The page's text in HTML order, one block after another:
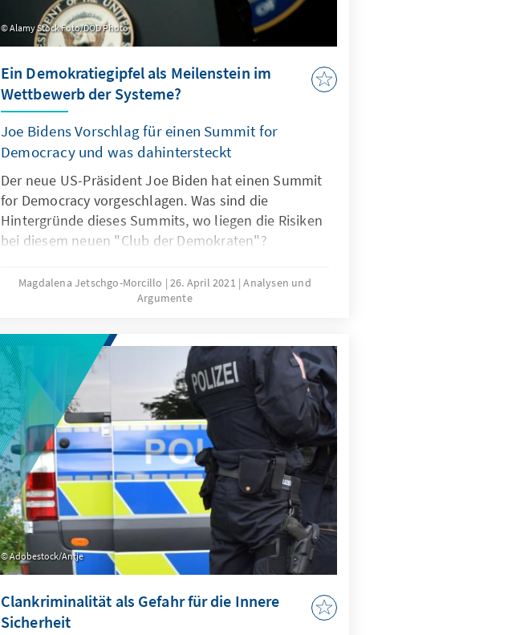
Alamy Stock Foto/DOD Photo
Ein Demokratiegipfel als Meilenstein im
Wettbewerb der Systeme?
Joe Bidens Vorschlag für einen Summit for
Democracy und was dahintersteckt
Der neue US-Präsident Joe Biden hat einen Summit
for Democracy vorgeschlagen. Was sind die
Hintergründe dieses Summits, wo liegen die Risiken
bei diesem neuen "Club der Demokraten"?
Magdalena Jetschgo-Morcillo 26. April 2021 Analysen und
Argumente
Adobestock/Antje
Clankriminalität als Gefahr für die Innere
Sicherheit